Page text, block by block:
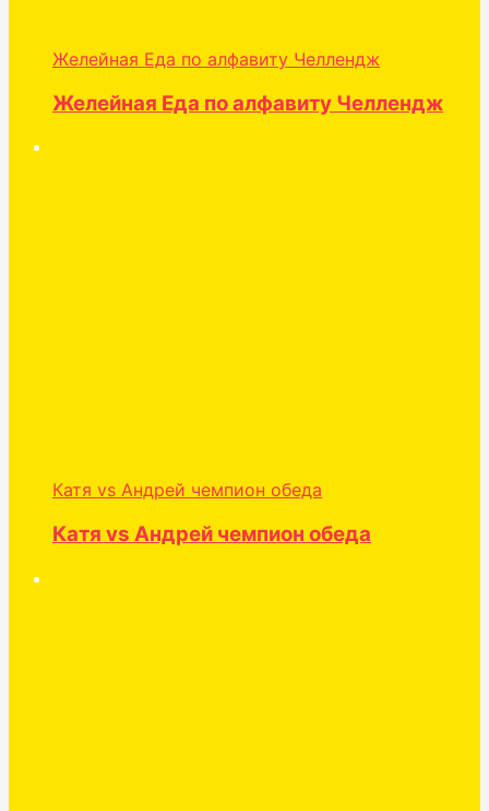
Желейная Еда по алфавиту Челлендж
Желейная Еда по алфавиту Челлендж
Катя vs Андрей чемпион обеда
Катя vs Андрей чемпион обеда